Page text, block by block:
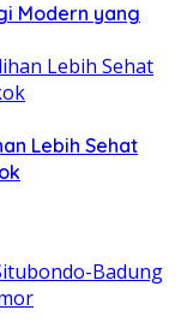
Modern yang
Lebih Sehat